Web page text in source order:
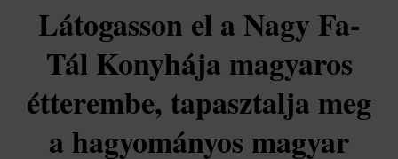
Látogasson el a Nagy Fa-
Tál Konyhája magyaros
étterembe, tapasztalja meg
a hagyományos magyar